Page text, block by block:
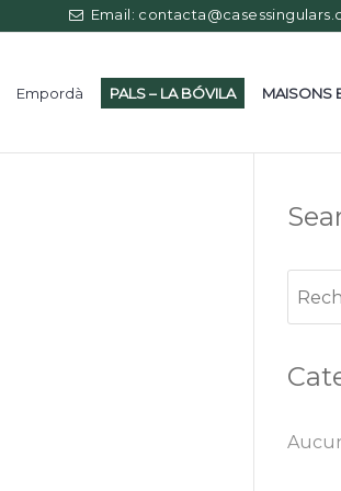
Email:
Empordà PALS – LA BÓVILA MAISONS